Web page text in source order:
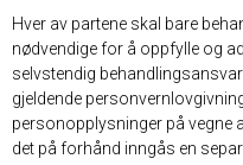
Hver av partene skal bare
nødvendige for å oppfylle og
selvstendig
gjeldende
personopplysninger på vegne
det på forhånd inngås en